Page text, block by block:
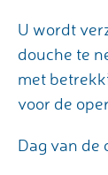
U wordt
douche te
met
voor de
Dag van de